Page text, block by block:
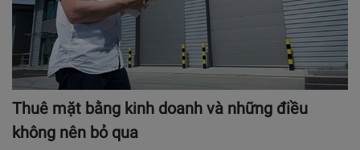
Thuê mặt bằng kinh doanh và những điều
không nên bỏ qua